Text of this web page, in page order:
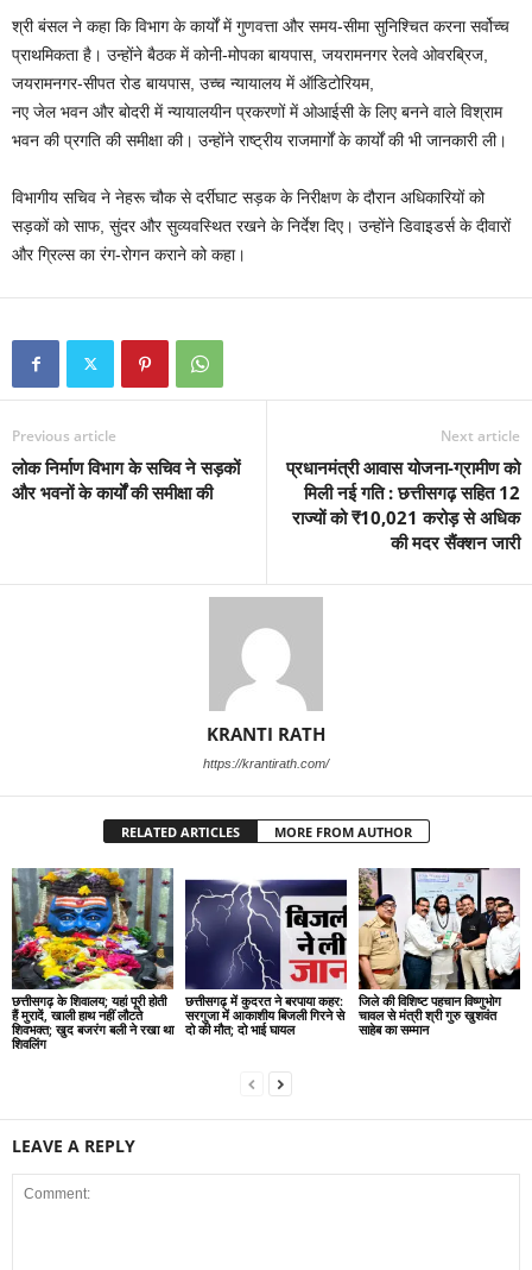
श्री बंसल ने कहा कि विभाग के कार्यों में गुणवत्ता और समय-सीमा सुनिश्चित करना सर्वोच्च
प्राथमिकता है। उन्होंने बैठक में कोनी-मोपका बायपास, जयरामनगर रेलवे ओवरब्रिज,
जयरामनगर-सीपत रोड बायपास, उच्च न्यायालय में ऑडिटोरियम,
नए जेल भवन और बोदरी में न्यायालयीन प्रकरणों में ओआईसी के लिए बनने वाले विश्राम
भवन की प्रगति की समीक्षा की। उन्होंने राष्ट्रीय राजमार्गों के कार्यों की भी जानकारी ली।
विभागीय सचिव ने नेहरू चौक से दर्रीघाट सड़क के निरीक्षण के दौरान अधिकारियों को
सड़कों को साफ, सुंदर और सुव्यवस्थित रखने के निर्देश दिए। उन्होंने डिवाइडर्स के दीवारों
और ग्रिल्स का रंग-रोगन कराने को कहा।
Previous article
लोक निर्माण विभाग के सचिव ने सड़कों
और भवनों के कार्यों की समीक्षा की
Next article
प्रधानमंत्री आवास योजना-ग्रामीण को
मिली नई गति : छत्तीसगढ़ सहित 12
राज्यों को ₹10,021 करोड़ से अधिक
की मदर सैंक्शन जारी
KRANTI RATH
https://krantirath.com/
RELATED ARTICLES MORE FROM AUTHOR
छत्तीसगढ़ के शिवालय; यहां पूरी होती
हैं मुरादें, खाली हाथ नहीं लौटते
शिवभक्त; खुद बजरंग बली ने रखा था
शिवलिंग
छत्तीसगढ़ में कुदरत ने बरपाया कहर:
सरगुजा में आकाशीय बिजली गिरने से
दो की मौत; दो भाई घायल
जिले की विशिष्ट पहचान विष्णुभोग
चावल से मंत्री श्री गुरु खुशवंत
साहेब का सम्मान
LEAVE A REPLY